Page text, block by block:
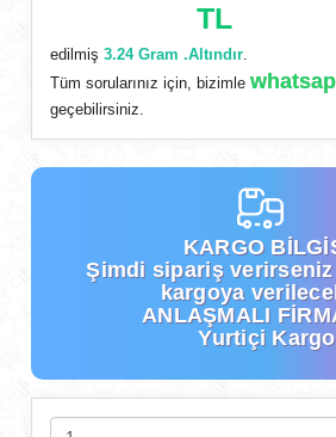
TL
edilmiş3.24 Gram .Altındır.
Tüm sorularınız için, bizimle
geçebilirsiniz.
KARGO
Şimdi sipariş verirseniz
kargoya
ANLAŞMALI
Yurtiçi Kargo